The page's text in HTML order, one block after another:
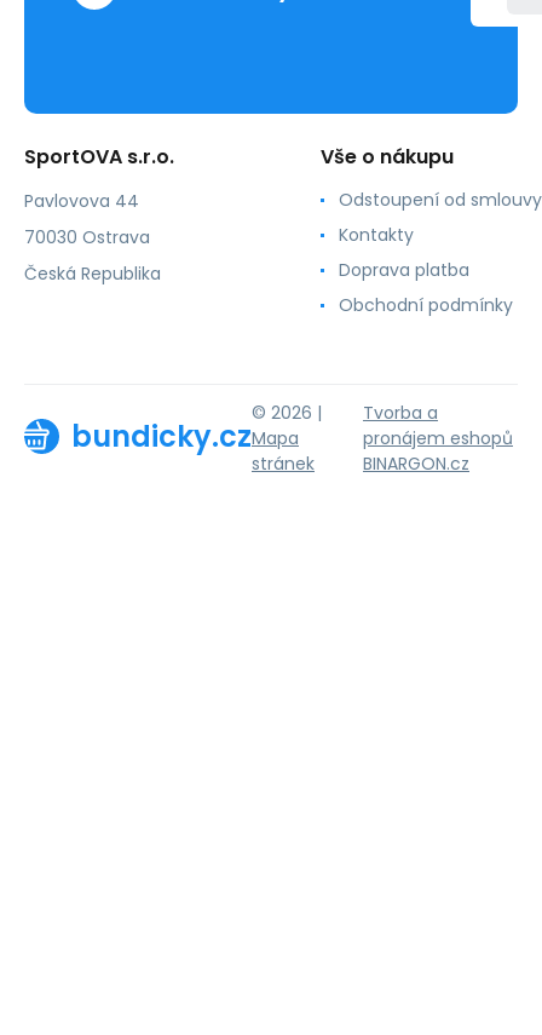
SportOVA s.r.o.
Pavlovova 44
70030 Ostrava
Česká Republika
Vše o nákupu
Odstoupení od smlouvy
Kontakty
Doprava platba
Obchodní podmínky
bundicky.cz
© 2026 |
Mapa
stránek
Tvorba a
pronájem eshopů
BINARGON.cz